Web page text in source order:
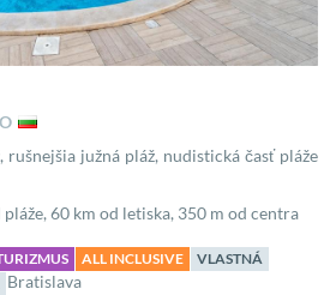
rušnejšia južná pláž, nudistická časť pláže
60 km od letiska, 350 m od centra
ALL INCLUSIVE
VLASTNÁ
Bratislava